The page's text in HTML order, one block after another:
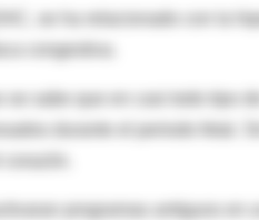
congestiva.
se sabe que en casi todo tipo
durante el periodo fetal.
programas antiguos